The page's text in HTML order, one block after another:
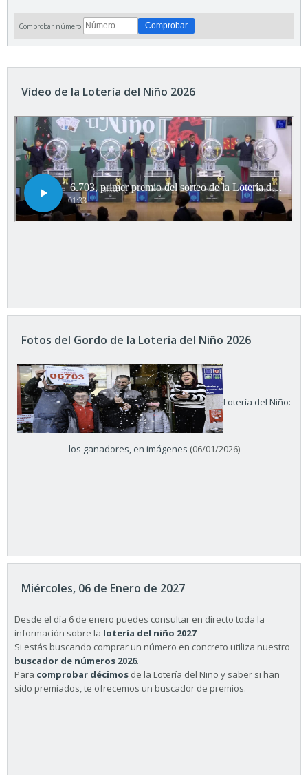
Comprobar número:
Vídeo de la Lotería del Niño 2026
Fotos del Gordo de la Lotería del Niño 2026
Lotería del Niño:
los ganadores, en imágenes (06/01/2026)
Miércoles, 06 de Enero de 2027
Desde el día 6 de enero puedes consultar en directo toda la
información sobre la lotería del niño 2027
Si estás buscando comprar un número en concreto utiliza nuestro
buscador de números 2026.
Para comprobar décimos de la Lotería del Niño y saber si han
sido premiados, te ofrecemos un buscador de premios.